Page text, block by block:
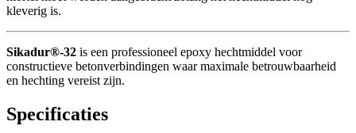
kleverig is.
Sikadur®-32 is een professioneel epoxy hechtmiddel voor
constructieve betonverbindingen waar maximale betrouwbaarheid
en hechting vereist zijn.
Specificaties